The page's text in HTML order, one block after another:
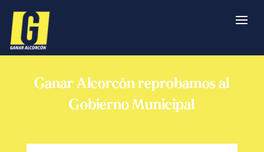
Ganar Alcorcón reprobamos al
Gobierno Municipal